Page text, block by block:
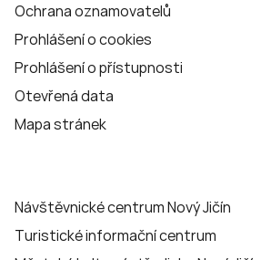
Ochrana oznamovatelů
Prohlášení o cookies
Prohlášení o přístupnosti
Otevřená data
Mapa stránek
Návštěvnické centrum Nový Jičín
Turistické informační centrum